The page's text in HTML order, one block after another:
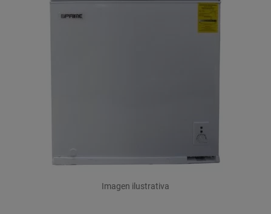
Imagen ilustrativa